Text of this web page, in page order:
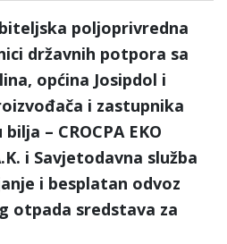
poljoprivredna
državnih potpora sa
općina Josipdol i
i zastupnika
bilja – CROCPA EKO
K. i Savjetodavna služba
i besplatan odvoz
otpada sredstava za